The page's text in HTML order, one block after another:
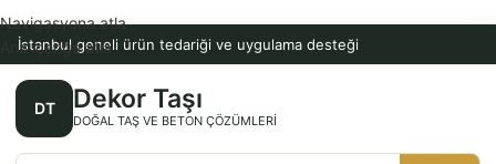
İstanbul geneli ürün tedariği ve uygulama desteği
DT Dekor Taşı
DOĞAL TAŞ VE BETON ÇÖZÜMLERI
Navigasyona atla
Ana içeriğe atla